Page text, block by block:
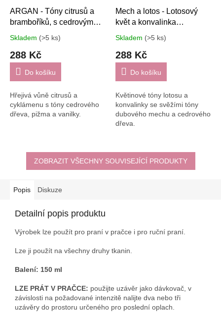
ARGAN - Tóny citrusů a
bramboříků, s cedrovým
Skladem (>5 ks)
288 Kč
Do košíku
Hřejivá vůně citrusů a
cyklámenu s tóny cedrového
dřeva, pižma a vanilky.
Mech a lotos - Lotosový
květ a konvalinka
mechem a cedrovým
dřevem- 150 ml
Skladem (>5 ks)
288 Kč
Do košíku
Květinové tóny lotosu a
konvalinky se svěžími tóny
dubového mechu a cedrového
dřeva.
ZOBRAZIT VŠECHNY SOUVISEJÍCÍ PRODUKTY
Popis Diskuze
Detailní popis produktu
Výrobek lze použít pro praní v pračce i pro ruční praní.
Lze ji použít na všechny druhy tkanin.
Balení: 150 ml
LZE PRÁT V PRAČCE: použijte uzávěr jako dávkovač, v
závislosti na požadované intenzitě nalijte dva nebo tři
uzávěry do prostoru určeného pro poslední oplach.